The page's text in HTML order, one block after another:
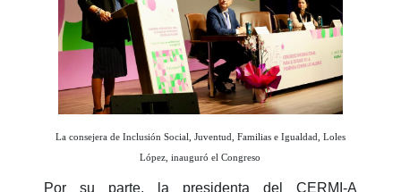
La consejera de Inclusión Social, Juventud, Familias e Igualdad, Loles
López, inauguró el Congreso
Por su parte, la presidenta del CERMI-A